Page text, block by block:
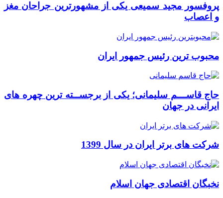
پروفسور مجید سمیعی یکی از مشهورترین جراحان مغز
و اعصاب
محبوب ترین رئیس جمهور ایران
حاج قاســـم سلیمانی؛ یکی از برجســته ترین چهره های
ایرانی در جهان
شرکت های برتر ایران در سال 1399
نخبگان اقتصادی جهان اسلام